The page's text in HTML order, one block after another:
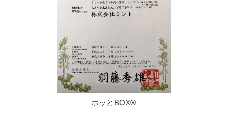
ホッとBOX®